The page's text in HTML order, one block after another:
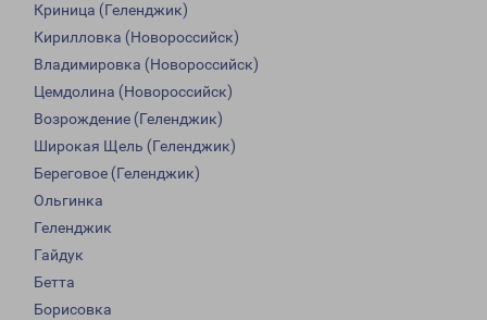
Криница (Геленджик)
Кирилловка (Новороссийск)
Владимировка (Новороссийск)
Цемдолина (Новороссийск)
Возрождение (Геленджик)
Широкая Щель (Геленджик)
Береговое (Геленджик)
Ольгинка
Геленджик
Гайдук
Бетта
Борисовка